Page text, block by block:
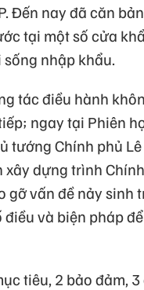
Đến nay đã căn
tại một số cửa
nhập khẩu.
tác điều hành
ngay tại Phiên
tướng Chính phủ
xây dựng trình
gỡ vấn đề nảy
và biện pháp
tiêu, 2 bảo đảm,